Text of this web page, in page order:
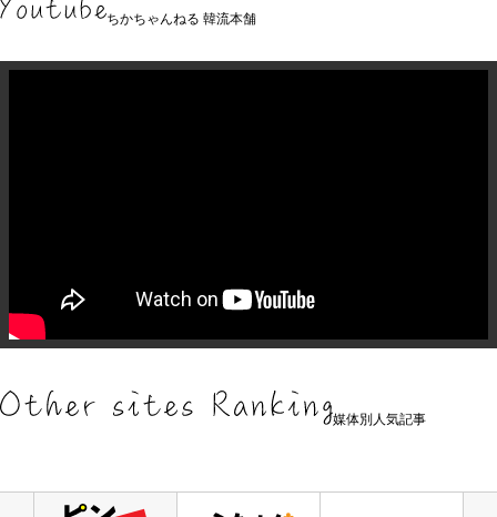
ちかちゃんねる 韓流本舗
媒体別人気記事